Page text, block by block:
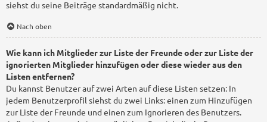
siehst du seine Beiträge standardmäßig nicht.
Nach oben
Wie kann ich Mitglieder zur Liste der Freunde oder zur Liste der
ignorierten Mitglieder hinzufügen oder diese wieder aus den
Listen entfernen?
Du kannst Benutzer auf zwei Arten auf diese Listen setzen: In
jedem Benutzerprofil siehst du zwei Links: einen zum Hinzufügen
zur Liste der Freunde und einen zum Ignorieren des Benutzers.